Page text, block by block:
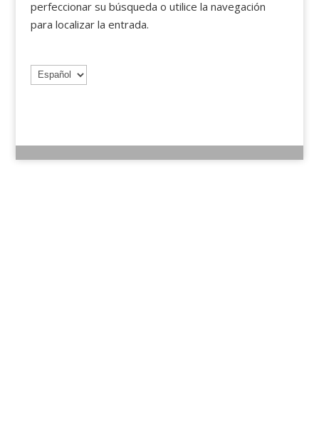
perfeccionar su búsqueda o utilice la navegación
para localizar la entrada.
Elegir